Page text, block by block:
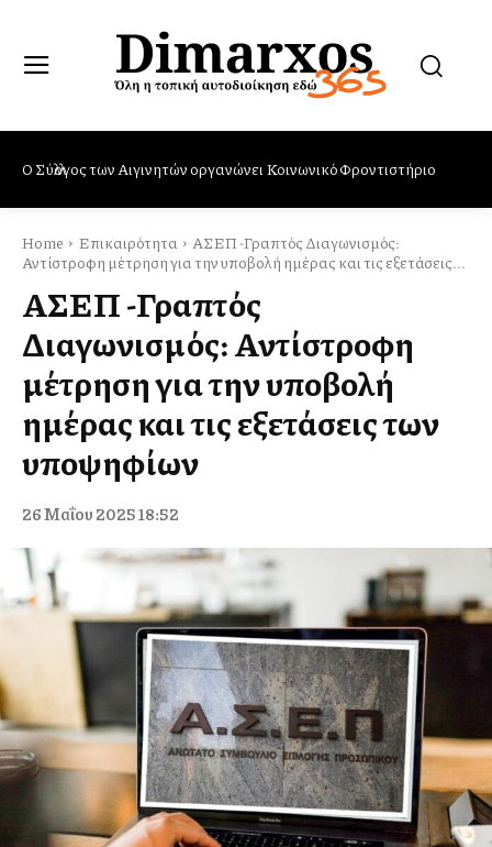
από τα κουνούπια – Πρωτοβουλία ενημέρωσης από το Τμήμα
Home Επικαιρότητα
ΑΣΕΠ -Γραπτός Διαγωνισμός:
Αντίστροφη μέτρηση για την υποβολή ημέρας και τις εξετάσεις...
ΑΣΕΠ -Γραπτός
Διαγωνισμός: Αντίστροφη
μέτρηση για την υποβολή
ημέρας και τις εξετάσεις των
υποψηφίων
26 Μαΐου 2025 18:52